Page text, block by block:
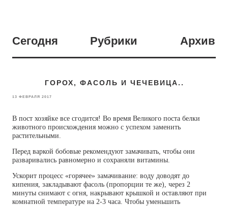
Сегодня Рубрики Архив
ГОРОХ, ФАСОЛЬ И ЧЕЧЕВИЦА..
13 ФЕВРАЛЯ 2017
В пост хозяйке все сгодится! Во время Великого поста белки
животного происхождения можно с успехом заменить
растительными.
Перед варкой бобовые рекомендуют замачивать, чтобы они
разваривались равномерно и сохраняли витамины.
Ускорит процесс «горячее» замачивание: воду доводят до
кипения, закладывают фасоль (пропорции те же), через 2
минуты снимают с огня, накрывают крышкой и оставляют при
комнатной температуре на 2-3 часа. Чтобы уменьшить